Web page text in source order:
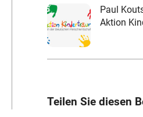
Paul
Aktion
Teilen Sie diesen